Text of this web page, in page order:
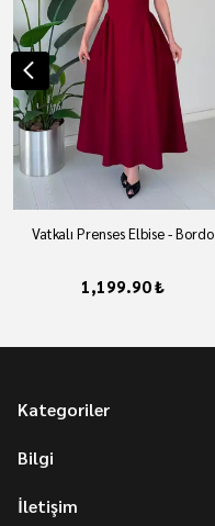
Vatkalı Prenses Elbise - Bordo
1,199.90 ₺
Kategoriler
Bilgi
İletişim